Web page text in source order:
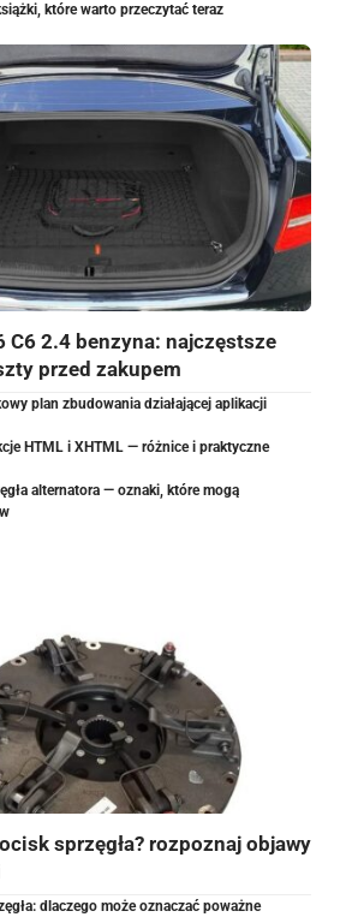
które warto przeczytać teraz
C6 2.4 benzyna: najczęstsze
przed zakupem
plan zbudowania działającej aplikacji
HTML i XHTML — różnice i praktyczne
alternatora — oznaki, które mogą
sprzęgła? rozpoznaj objawy
dlaczego może oznaczać poważne